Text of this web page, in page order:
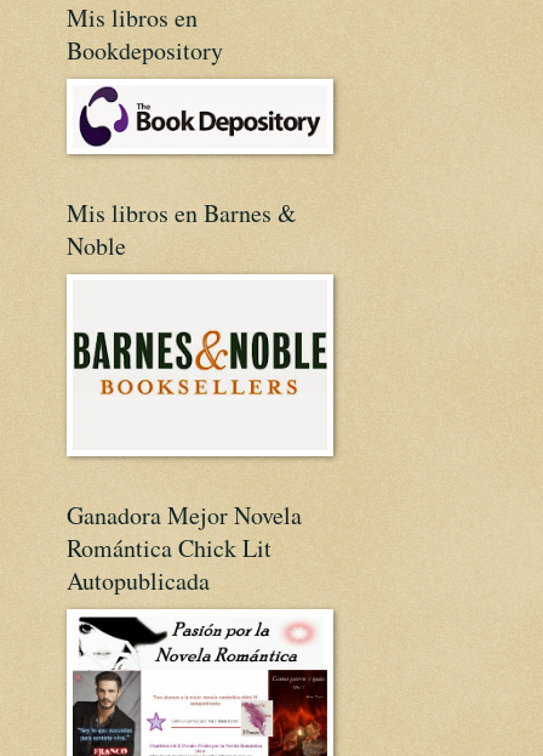
Mis libros en
Bookdepository
Mis libros en Barnes &
Noble
Ganadora Mejor Novela
Romántica Chick Lit
Autopublicada